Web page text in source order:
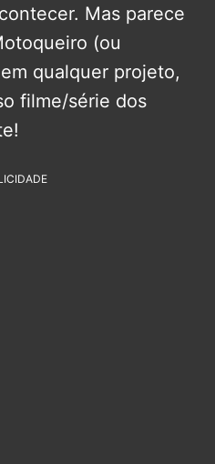
Mas parece
(ou
qualquer projeto,
filme/série dos